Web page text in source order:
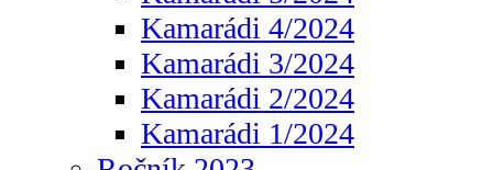
Kamarádi 4/2024
Kamarádi 3/2024
Kamarádi 2/2024
Kamarádi 1/2024